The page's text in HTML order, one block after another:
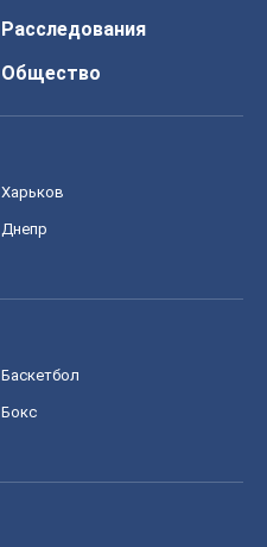
Расследования
Общество
Харьков
Днепр
Баскетбол
Бокс